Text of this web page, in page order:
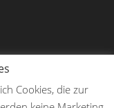
Cookies, die zur